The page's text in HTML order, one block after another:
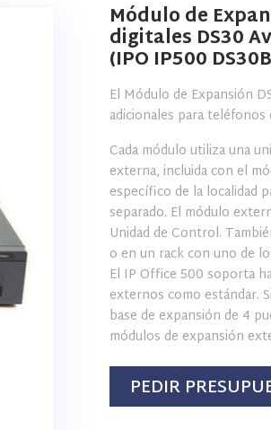
Módulo de
digitales DS30
(IPO IP500
El Módulo de Expansión
adicionales para teléfonos
Cada módulo utiliza una
externa, incluida con el
específico de la localidad
separado. El módulo
Unidad de Control.
o en un rack con uno de
El IP Office 500 soporta
externos como estándar.
base de expansión de 4
módulos de expansión
PEDIR